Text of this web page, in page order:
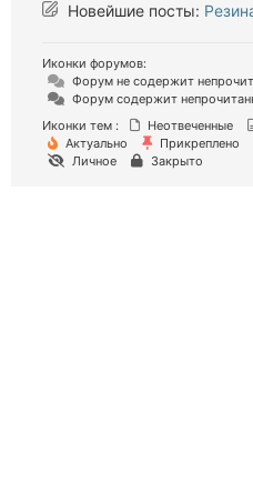
Новейшие посты:
Иконки форумов:
Форум не содержит
Форум содержит
Иконки тем :
Неотвеченные
Актуально
Прикреплено
Личное
Закрыто